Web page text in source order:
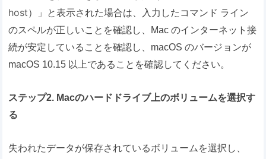
host）」と表示された場合は、入力したコマンド ライン
のスペルが正しいことを確認し、Mac のインターネット接
続が安定していることを確認し、macOS のバージョンが
macOS 10.15 以上であることを確認してください。
ステップ2. Macのハードドライブ上のボリュームを選択す
る
失われたデータが保存されているボリュームを選択し、